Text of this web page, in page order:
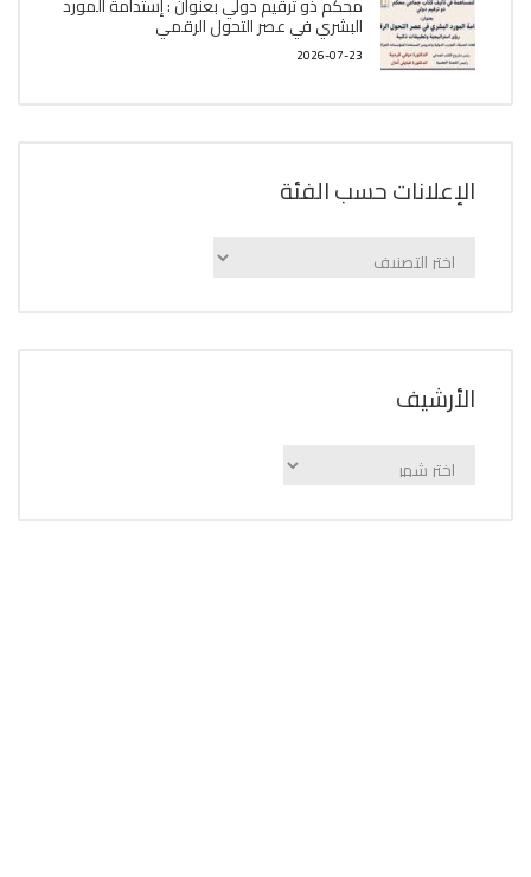
البشري في عصر التحول الرقمي
2026-07-23
الإعلانات حسب الفئة
الإعلانات
اﻷرشيف
اﻷرشيف